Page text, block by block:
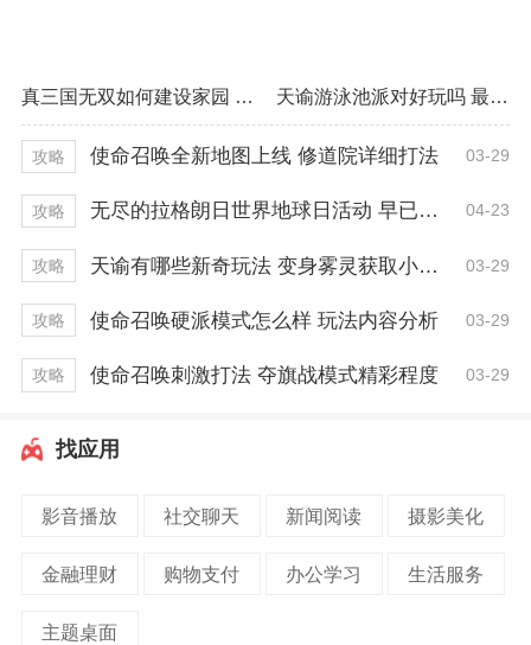
真三国无双如何建设家园 最佳建设方式推荐 天谕游泳池派对好玩吗 最佳获取经验技巧
攻略 使命召唤全新地图上线 修道院详细打法 03-29
攻略 无尽的拉格朗日世界地球日活动 早已开启一周！ 04-23
攻略 天谕有哪些新奇玩法 变身雾灵获取小技巧 03-29
攻略 使命召唤硬派模式怎么样 玩法内容分析 03-29
攻略 使命召唤刺激打法 夺旗战模式精彩程度 03-29
找应用
影音播放 社交聊天 新闻阅读 摄影美化
金融理财 购物支付 办公学习 生活服务
主题桌面